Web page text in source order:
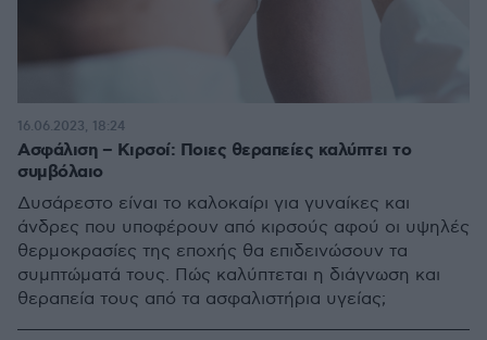
Ασφάλιση – Κιρσοί: Ποιες θεραπείες καλύπτει το
συμβόλαιο
Δυσάρεστο είναι το καλοκαίρι για γυναίκες και
άνδρες που υποφέρουν από κιρσούς αφού οι υψηλές
θερμοκρασίες της εποχής θα επιδεινώσουν τα
συμπτώματά τους. Πώς καλύπτεται η διάγνωση και
θεραπεία τους από τα ασφαλιστήρια υγείας;
16.06.2023, 18:24